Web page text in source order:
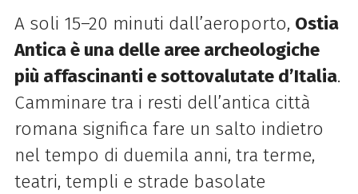
A soli 15–20 minuti dall’aeroporto, Ostia
Antica è una delle aree archeologiche
più affascinanti e sottovalutate d’Italia.
Camminare tra i resti dell’antica città
romana significa fare un salto indietro
nel tempo di duemila anni, tra terme,
teatri, templi e strade basolate